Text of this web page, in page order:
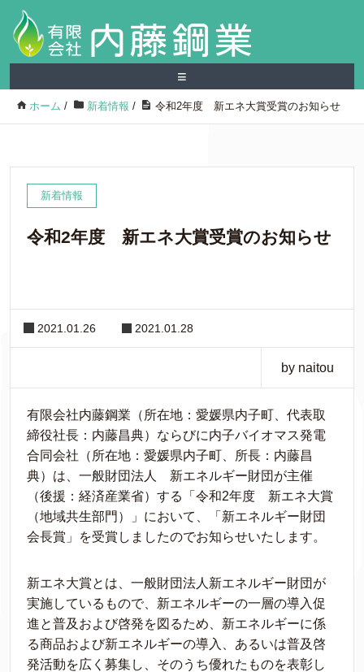
≡
ホーム / 新着情報 / 令和2年度 新エネ大賞受賞のお知らせ
新着情報
令和2年度 新エネ大賞受賞のお知らせ
2021.01.26 2021.01.28
by naitou
有限会社内藤鋼業（所在地：愛媛県内子町、代表取
締役社長：内藤昌典）ならびに内子バイオマス発電
合同会社（所在地：愛媛県内子町、所長：内藤昌
典）は、一般財団法人 新エネルギー財団が主催
（後援：経済産業省）する「令和2年度 新エネ大賞
（地域共生部門）」において、「新エネルギー財団
会長賞」を受賞しましたのでお知らせいたします。
新エネ大賞とは、一般財団法人新エネルギー財団が
実施しているもので、新エネルギーの一層の導入促
進と普及および啓発を図るため、新エネルギーに係
る商品および新エネルギーの導入、あるいは普及啓
発活動を広く募集し、そのうち優れたものを表彰し